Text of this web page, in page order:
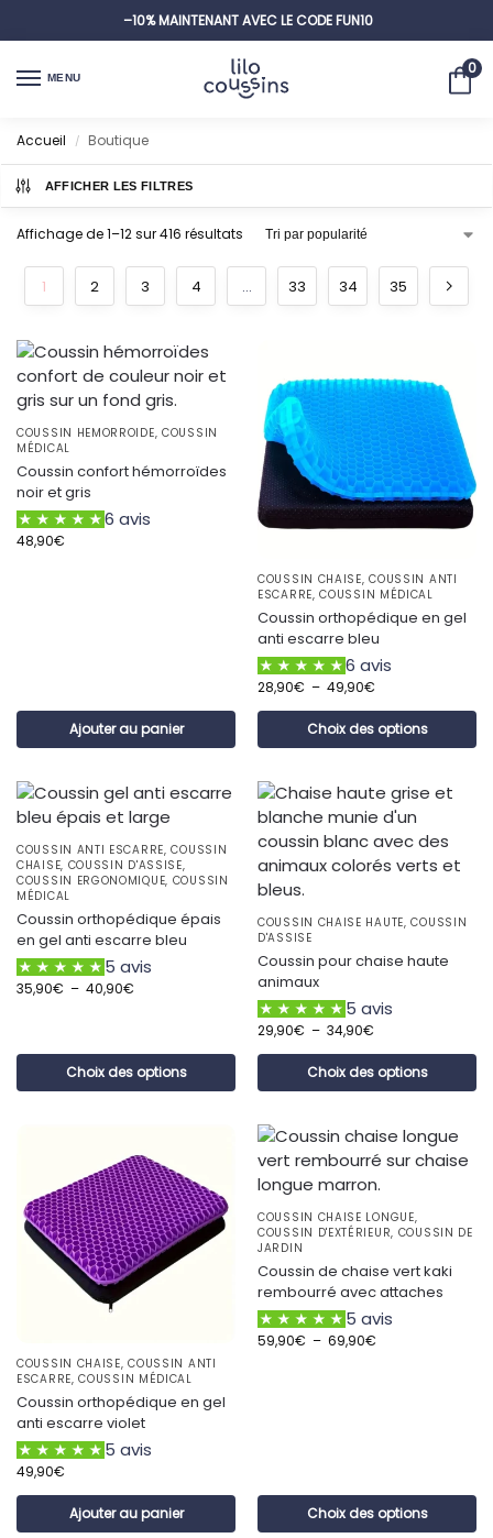
–10% MAINTENANT AVEC LE CODEFUN10
MENU
0
Accueil / Boutique
AFFICHER LES FILTRES
Affichage de 1–12 sur 416 résultats
1 2 3 4 … 33 34 35
COUSSIN HEMORROIDE,COUSSIN
MÉDICAL
Coussin confort hémorroïdes
noir et gris
6 avis
48,90€
Ajouter au panier
COUSSIN CHAISE,COUSSIN ANTI
ESCARRE,COUSSIN MÉDICAL
Coussin orthopédique en gel
anti escarre bleu
6 avis
28,90€ – 49,90€
Choix des options
COUSSIN ANTI ESCARRE,COUSSIN
CHAISE, COUSSIN D'ASSISE,
COUSSIN ERGONOMIQUE, COUSSIN
MÉDICAL
Coussin orthopédique épais
en gel anti escarre bleu
5 avis
35,90€ – 40,90€
Choix des options
COUSSIN CHAISE HAUTE,COUSSIN
D'ASSISE
Coussin pour chaise haute
animaux
5 avis
29,90€ – 34,90€
Choix des options
COUSSIN CHAISE,COUSSIN ANTI
ESCARRE,COUSSIN MÉDICAL
Coussin orthopédique en gel
anti escarre violet
5 avis
49,90€
Ajouter au panier
COUSSIN CHAISE LONGUE,
COUSSIN D'EXTÉRIEUR, COUSSIN DE
JARDIN
Coussin de chaise vert kaki
rembourré avec attaches
5 avis
59,90€ – 69,90€
Choix des options